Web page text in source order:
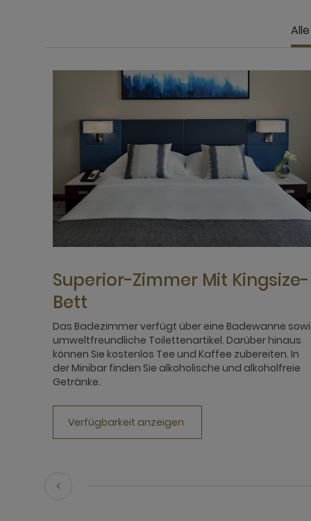
Superior-Zimmer Mit Kingsize-
Bett
Das Badezimmer verfügt über eine Badewanne
umweltfreundliche Toilettenartikel. Darüber hinaus
können Sie kostenlos Tee und Kaffee zubereiten. In
der Minibar finden Sie alkoholische und alkoholfreie
Getränke.
Verfügbarkeit anzeigen